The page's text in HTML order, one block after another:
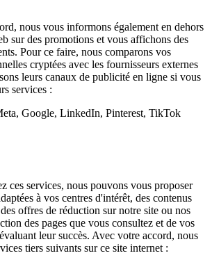
nous vous informons également en dehors
sur des promotions et vous affichons des
Pour ce faire, nous comparons vos
cryptées avec les fournisseurs externes
leurs canaux de publicité en ligne si vous
services :
Google, LinkedIn, Pinterest, TikTok
ces services, nous pouvons vous proposer
à vos centres d'intérêt, des contenus
offres de réduction sur notre site ou nos
des pages que vous consultez et de vos
leur succès. Avec votre accord, nous
tiers suivants sur ce site internet :